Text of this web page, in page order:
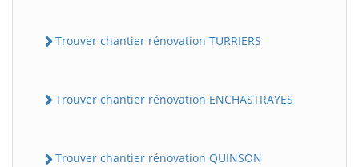
Trouver chantier rénovation TURRIERS
Trouver chantier rénovation ENCHASTRAYES
Trouver chantier rénovation QUINSON